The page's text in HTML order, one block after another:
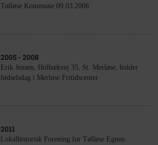
Tølløse Kommune 09.03.2006
2005 - 2008
Erik Jensen, Holbækvej 35, St. Merløse, holder
fødselsdag i Merløse Fritidscenter
2011
Lokalhistorisk Forening for Tølløse Egnen.